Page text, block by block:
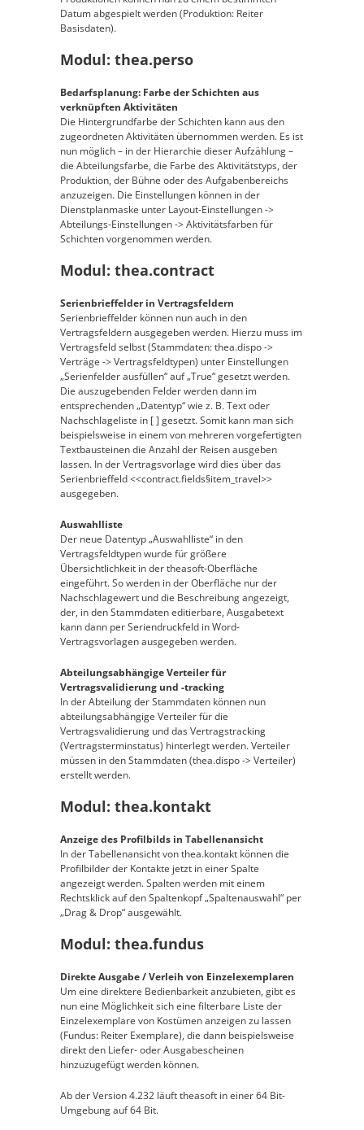
Datum abgespielt werden (Produktion: Reiter
Basisdaten).
Modul: thea.perso
Bedarfsplanung: Farbe der Schichten aus
verknüpften Aktivitäten
Die Hintergrundfarbe der Schichten kann aus den
zugeordneten Aktivitäten übernommen werden. Es ist
nun möglich – in der Hierarchie dieser Aufzählung –
die Abteilungsfarbe, die Farbe des Aktivitätstyps, der
Produktion, der Bühne oder des Aufgabenbereichs
anzuzeigen. Die Einstellungen können in der
Dienstplanmaske unter Layout-Einstellungen ->
Abteilungs-Einstellungen -> Aktivitätsfarben für
Schichten vorgenommen werden.
Modul: thea.contract
Serienbrieffelder in Vertragsfeldern
Serienbrieffelder können nun auch in den
Vertragsfeldern ausgegeben werden. Hierzu muss im
Vertragsfeld selbst (Stammdaten: thea.dispo ->
Verträge -> Vertragsfeldtypen) unter Einstellungen
„Serienfelder ausfüllen“ auf „True“ gesetzt werden.
Die auszugebenden Felder werden dann im
entsprechenden „Datentyp“ wie z. B. Text oder
Nachschlageliste in [ ] gesetzt. Somit kann man sich
beispielsweise in einem von mehreren vorgefertigten
Textbausteinen die Anzahl der Reisen ausgeben
lassen. In der Vertragsvorlage wird dies über das
Serienbrieffeld <<contract.fields§item_travel>>
ausgegeben.
Auswahlliste
Der neue Datentyp „Auswahlliste“ in den
Vertragsfeldtypen wurde für größere
Übersichtlichkeit in der theasoft-Oberfläche
eingeführt. So werden in der Oberfläche nur der
Nachschlagewert und die Beschreibung angezeigt,
der, in den Stammdaten editierbare, Ausgabetext
kann dann per Seriendruckfeld in Word-
Vertragsvorlagen ausgegeben werden.
Abteilungsabhängige Verteiler für
Vertragsvalidierung und -tracking
In der Abteilung der Stammdaten können nun
abteilungsabhängige Verteiler für die
Vertragsvalidierung und das Vertragstracking
(Vertragsterminstatus) hinterlegt werden. Verteiler
müssen in den Stammdaten (thea.dispo -> Verteiler)
erstellt werden.
Modul: thea.kontakt
Anzeige des Profilbilds in Tabellenansicht
In der Tabellenansicht von thea.kontakt können die
Profilbilder der Kontakte jetzt in einer Spalte
angezeigt werden. Spalten werden mit einem
Rechtsklick auf den Spaltenkopf „Spaltenauswahl“ per
„Drag & Drop“ ausgewählt.
Modul: thea.fundus
Direkte Ausgabe / Verleih von Einzelexemplaren
Um eine direktere Bedienbarkeit anzubieten, gibt es
nun eine Möglichkeit sich eine filterbare Liste der
Einzelexemplare von Kostümen anzeigen zu lassen
(Fundus: Reiter Exemplare), die dann beispielsweise
direkt den Liefer- oder Ausgabescheinen
hinzuzugefügt werden können.
Ab der Version 4.232 läuft theasoft in einer 64 Bit-
Umgebung auf 64 Bit.